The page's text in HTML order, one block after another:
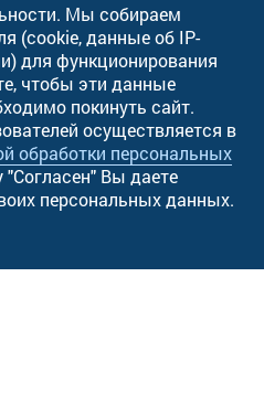
Мы собираем
(cookie, данные об IP-
для функционирования
чтобы эти данные
покинуть сайт.
осуществляется в
обработки персональных
Вы даете
персональных данных.